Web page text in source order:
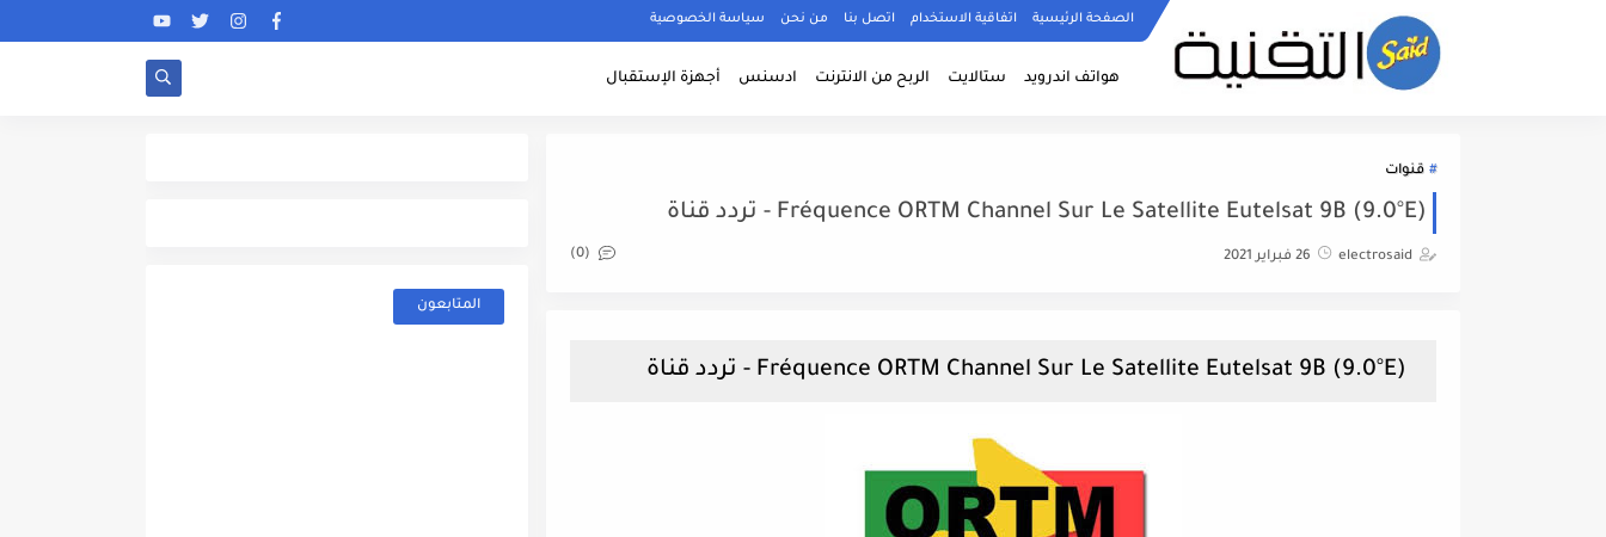
الصفحة الرئيسية اتفاقية الاستخدام اتصل بنا من نحن سياسة الخصوصية
هواتف اندرويد ستالايت الربح من الانترنت ادسنس أجهزة الإستقبال
قنوات
Fréquence ORTM Channel Sur Le Satellite Eutelsat 9B (9.0°E) - تردد قناة
electrosaid 26 فبراير 2021 (0)
المتابعون